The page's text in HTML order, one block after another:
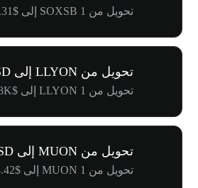
تحويل من 1 SOXSB إلى $41.31
تحويل من LLYON إلى USD
تحويل من 1 LLYON إلى $1.18K
تحويل من MUON إلى USD
تحويل من 1 MUON إلى $884.42